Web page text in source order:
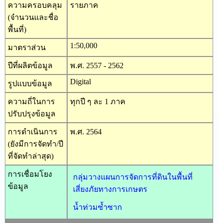
ความครอบคลุม
(จำนวนและชื่อ
พื้นที่)
รายภาค
มาตราส่วน 1:50,000
ปีที่ผลิตข้อมูล พ.ศ. 2557 - 2562
รูปแบบข้อมูล Digital
ความถี่ในการ
ปรับปรุงข้อมูล
ทุกปี ๆ ละ 1 ภาค
การดำเนินการ
(ยังมีการจัดทำ/ปี
ที่จัดทำล่าสุด)
พ.ศ. 2564
การเชื่อมโยง
ข้อมูล
กลุ่มวางแผนการจัดการที่ดินในพื้นที่
เสี่ยงภัยทางการเกษตร
น้ำท่วมซ้ำซาก